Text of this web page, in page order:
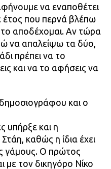
να εναποθέτει
που περνά βλέπω
αποδέχομαι. Αν τώρα
να απαλείψω τα δύο,
πρέπει να το
και να το αφήσεις να
και ο
υπήρξε και η
καθώς η ίδια έχει
γάμους. Ο πρώτος
με τον δικηγόρο Νίκο